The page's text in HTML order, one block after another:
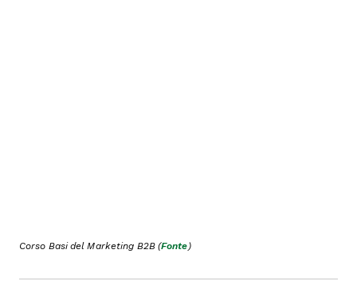
Corso Basi del Marketing B2B (Fonte)